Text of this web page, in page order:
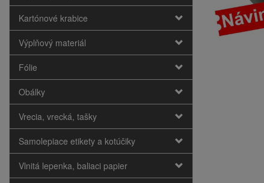
Kartónové krabice
Výplňový materiál
Fólie
Obálky
Vrecia, vrecká, tašky
Samolepiace etikety a kotúčiky
Vlnitá lepenka, baliaci papier